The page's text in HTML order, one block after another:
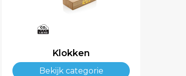
Klokken
Bekijk categorie